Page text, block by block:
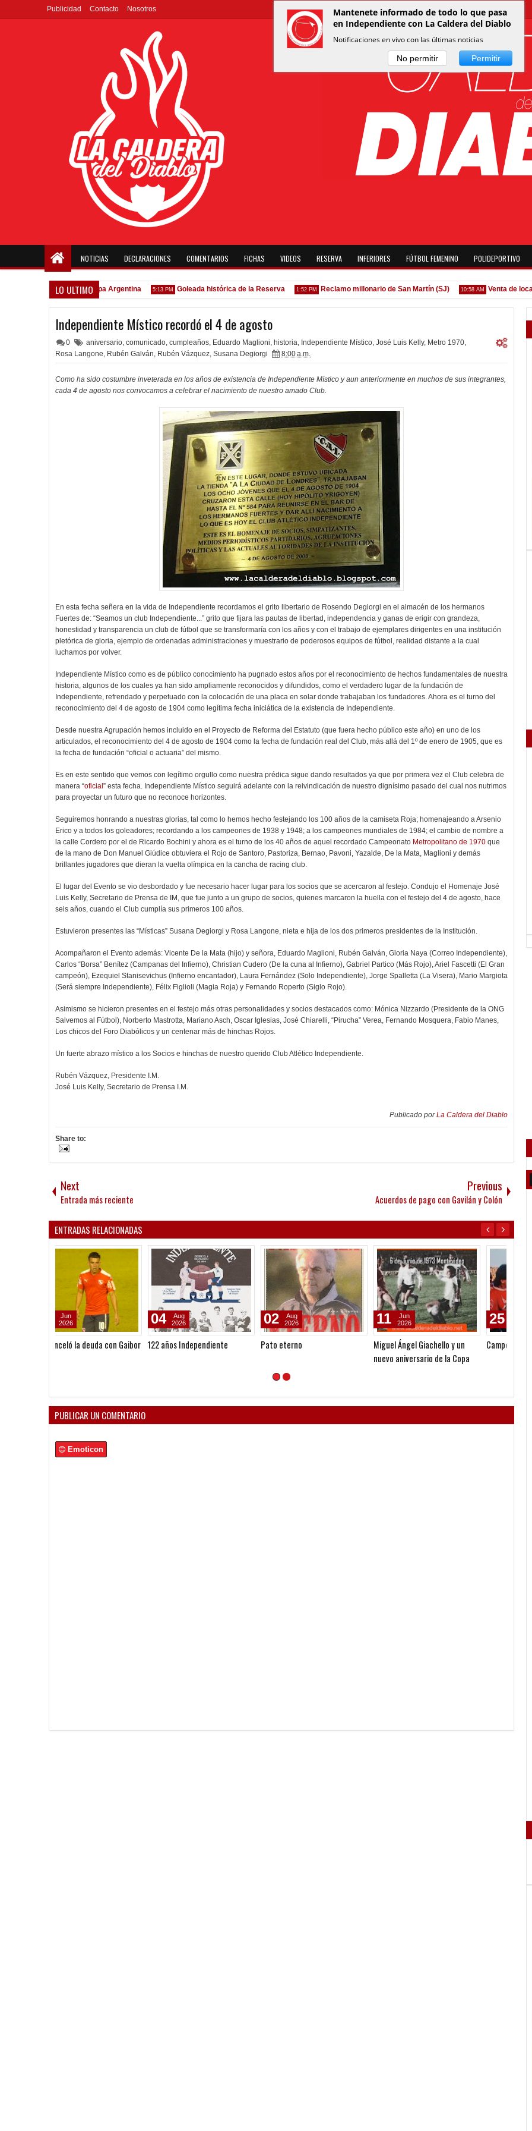
Publicidad Contacto Nosotros
NOTICIAS DECLARACIONES COMENTARIOS FICHAS VIDEOS RESERVA INFERIORES FÚTBOL FEMENINO POLIDEPORTIVO
LO ULTIMO
confirmado en la Copa Argentina 5:13 PM Goleada histórica de la Reserva 1:52 PM Reclamo millonario de San Martín (SJ) 10:58 AM Venta de
Independiente Místico recordó el 4 de agosto
0 aniversario, comunicado, cumpleaños, Eduardo Maglioni, historia, Independiente Místico, José Luis Kelly, Metro 1970,
Rosa Langone, Rubén Galván, Rubén Vázquez, Susana Degiorgi 8:00 a.m.
Como ha sido costumbre inveterada en los años de existencia de Independiente Místico y aun anteriormente en muchos de sus integrantes,
cada 4 de agosto nos convocamos a celebrar el nacimiento de nuestro amado Club.
En esta fecha señera en la vida de Independiente recordamos el grito libertario de Rosendo Degiorgi en el almacén de los hermanos
Fuertes de: “Seamos un club Independiente...” grito que fijara las pautas de libertad, independencia y ganas de erigir con grandeza,
honestidad y transparencia un club de fútbol que se transformaría con los años y con el trabajo de ejemplares dirigentes en una institución
pletórica de gloria, ejemplo de ordenadas administraciones y muestrario de poderosos equipos de fútbol, realidad distante a la cual
luchamos por volver.
Independiente Místico como es de público conocimiento ha pugnado estos años por el reconocimiento de hechos fundamentales de nuestra
historia, algunos de los cuales ya han sido ampliamente reconocidos y difundidos, como el verdadero lugar de la fundación de
Independiente, refrendado y perpetuado con la colocación de una placa en solar donde trabajaban los fundadores. Ahora es el turno del
reconocimiento del 4 de agosto de 1904 como legítima fecha iniciática de la existencia de Independiente.
Desde nuestra Agrupación hemos incluido en el Proyecto de Reforma del Estatuto (que fuera hecho público este año) en uno de los
articulados, el reconocimiento del 4 de agosto de 1904 como la fecha de fundación real del Club, más allá del 1º de enero de 1905, que es
la fecha de fundación “oficial o actuaria” del mismo.
Es en este sentido que vemos con legítimo orgullo como nuestra prédica sigue dando resultados ya que por primera vez el Club celebra de
manera “oficial ” esta fecha. Independiente Místico seguirá adelante con la reivindicación de nuestro dignísimo pasado del cual nos nutrimos
para proyectar un futuro que no reconoce horizontes.
Seguiremos honrando a nuestras glorias, tal como lo hemos hecho festejando los 100 años de la camiseta Roja; homenajeando a Arsenio
Erico y a todos los goleadores; recordando a los campeones de 1938 y 1948; a los campeones mundiales de 1984; el cambio de nombre a
la calle Cordero por el de Ricardo Bochini y ahora es el turno de los 40 años de aquel recordado Campeonato Metropolitano de 1970 que
de la mano de Don Manuel Giúdice obtuviera el Rojo de Santoro, Pastoriza, Bernao, Pavoni, Yazalde, De la Mata, Maglioni y demás
brillantes jugadores que dieran la vuelta olímpica en la cancha de racing club.
El lugar del Evento se vio desbordado y fue necesario hacer lugar para los socios que se acercaron al festejo. Condujo el Homenaje José
Luis Kelly, Secretario de Prensa de IM, que fue junto a un grupo de socios, quienes marcaron la huella con el festejo del 4 de agosto, hace
seis años, cuando el Club cumplía sus primeros 100 años.
Estuvieron presentes las “Místicas” Susana Degiorgi y Rosa Langone, nieta e hija de los dos primeros presidentes de la Institución.
Acompañaron el Evento además: Vicente De la Mata (hijo) y señora, Eduardo Maglioni, Rubén Galván, Gloria Naya (Correo Independiente),
Carlos “Borsa” Benítez (Campanas del Infierno), Christian Cudero (De la cuna al Infierno), Gabriel Partico (Más Rojo), Ariel Fascetti (El Gran
campeón), Ezequiel Stanisevichus (Infierno encantador), Laura Fernández (Solo Independiente), Jorge Spalletta (La Visera), Mario Margiota
(Será siempre Independiente), Félix Figlioli (Magia Roja) y Fernando Roperto (Siglo Rojo).
Asimismo se hicieron presentes en el festejo más otras personalidades y socios destacados como: Mónica Nizzardo (Presidente de la ONG
Salvemos al Fútbol), Norberto Mastrotta, Mariano Asch, Oscar Iglesias, José Chiarelli, “Pirucha” Verea, Fernando Mosquera, Fabio Manes,
Los chicos del Foro Diabólicos y un centenar más de hinchas Rojos.
Un fuerte abrazo místico a los Socios e hinchas de nuestro querido Club Atlético Independiente.
Rubén Vázquez, Presidente I.M.
José Luis Kelly, Secretario de Prensa I.M.
Publicado porLa Caldera del Diablo
Share to:
Next
Entrada más reciente
Previous
Acuerdos de pago con Gavilán y Colón
ENTRADAS RELACIONADAS
122 años Independiente
04
Aug
2026
Pato eterno
02
Aug
2026
Miguel Ángel Giachello y un
nuevo aniversario de la Copa
Libertadores 1973
11
Jun
2026
Campeones 1988/89
25
May
2026
El
PUBLICAR UN COMENTARIO
Emoticon
Mantenete informado de todo lo que pasa
en Independiente con La Caldera del Diablo
Notificaciones en vivo con las últimas noticias
No permitir Permitir